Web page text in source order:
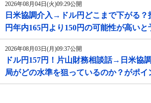
2026年08月04日(火)09:29公開
日米協調介入→ドル円どこまで下がる？
円年内165円より150円の可能性が高いと
2026年08月03日(月)09:37公開
ドル円157円！片山財務相談話→日米協
局がどの水準を狙っているのか？がポイ